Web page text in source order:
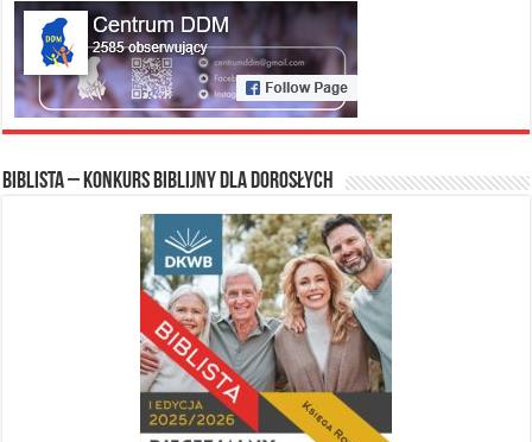
Biblista – konkurs biblijny dla dorosłych